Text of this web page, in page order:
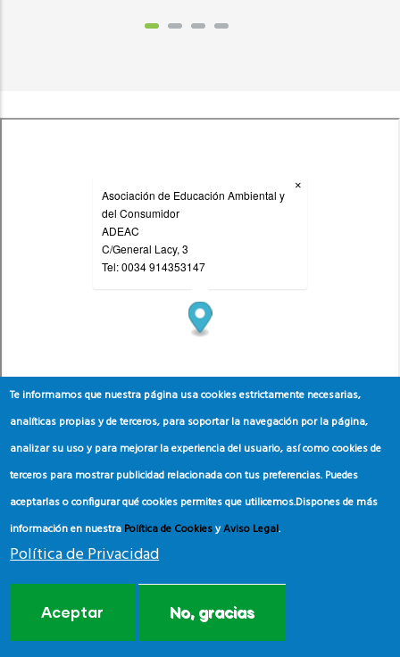
Te informamos que nuestra página usa cookies estrictamente necesarias,
analíticas propias y de terceros, para soportar la navegación por la página,
analizar su uso y para mejorar la experiencia del usuario, así como cookies de
terceros para mostrar publicidad relacionada con tus preferencias. Puedes
aceptarlas o configurar qué cookies permites que utilicemos.Dispones de más
información en nuestra Política de CookiesyAviso Legal.
Política de Privacidad
Aceptar No, gracias